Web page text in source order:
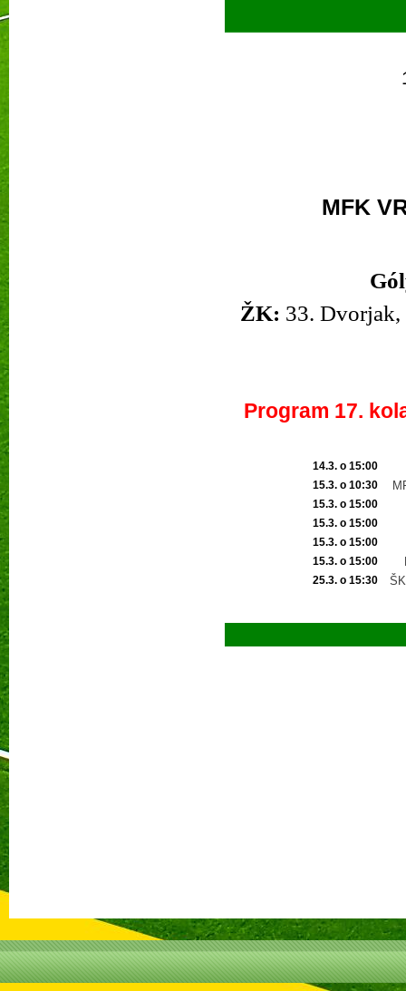
MFK
ŽK: 33. Dvorjak,
Program 17.
14.3. o 15:00
15.3. o 10:30
15.3. o 15:00
15.3. o 15:00
15.3. o 15:00
15.3. o 15:00
25.3. o 15:30